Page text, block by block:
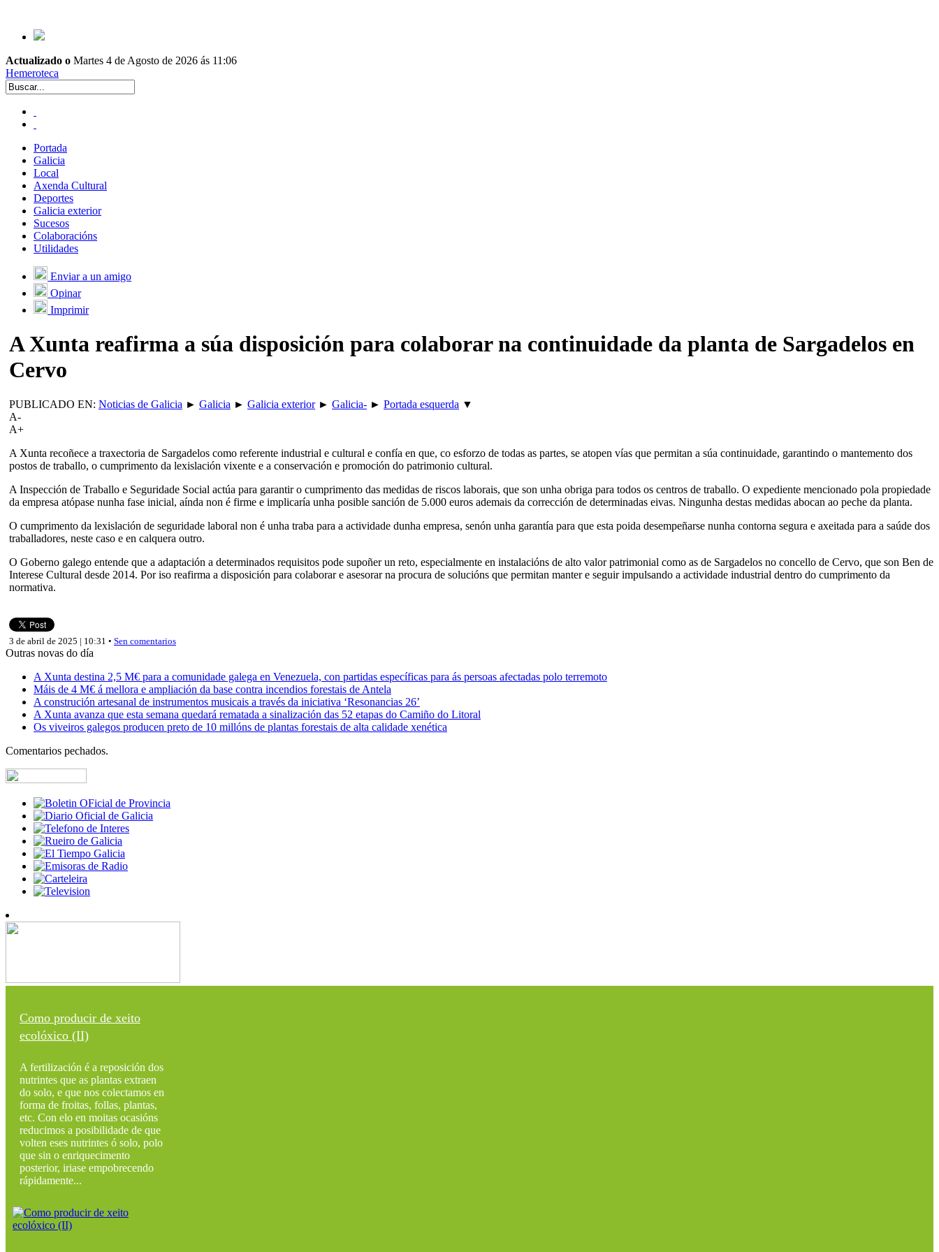
Actualizado o Martes 4 de Agosto de 2026 ás 11:06
Hemeroteca
Portada
Galicia
Local
Axenda Cultural
Deportes
Galicia exterior
Sucesos
Colaboracións
Utilidades
Enviar a un amigo
Opinar
Imprimir
A Xunta reafirma a súa disposición para colaborar na continuidade da planta de Sargadelos en
Cervo
PUBLICADO EN: Noticias de Galicia ► Galicia ► Galicia exterior► Galicia- ► Portada esquerda ▼
A-
A+
A Xunta recoñece a traxectoria de Sargadelos como referente industrial e cultural e confía en que, co esforzo de todas as partes, se atopen vías que permitan a súa continuidade, garantindo o mantemento dos
postos de traballo, o cumprimento da lexislación vixente e a conservación e promoción do patrimonio cultural.
A Inspección de Traballo e Seguridade Social actúa para garantir o cumprimento das medidas de riscos laborais, que son unha obriga para todos os centros de traballo. O expediente mencionado pola propiedade
da empresa atópase nunha fase inicial, aínda non é firme e implicaría unha posible sanción de 5.000 euros ademais da corrección de determinadas eivas. Ningunha destas medidas abocan ao peche da planta.
O cumprimento da lexislación de seguridade laboral non é unha traba para a actividade dunha empresa, senón unha garantía para que esta poida desempeñarse nunha contorna segura e axeitada para a saúde dos
traballadores, neste caso e en calquera outro.
O Goberno galego entende que a adaptación a determinados requisitos pode supoñer un reto, especialmente en instalacións de alto valor patrimonial como as de Sargadelos no concello de Cervo, que son Ben de
Interese Cultural desde 2014. Por iso reafirma a disposición para colaborar e asesorar na procura de solucións que permitan manter e seguir impulsando a actividade industrial dentro do cumprimento da
normativa.
3 de abril de 2025 | 10:31 • Sen comentarios
Outras novas do día
A Xunta destina 2,5 M€ para a comunidade galega en Venezuela, con partidas específicas para ás persoas afectadas polo terremoto
Máis de 4 M€ á mellora e ampliación da base contra incendios forestais de Antela
A construción artesanal de instrumentos musicais a través da iniciativa ‘Resonancias 26’
A Xunta avanza que esta semana quedará rematada a sinalización das 52 etapas do Camiño do Litoral
Os viveiros galegos producen preto de 10 millóns de plantas forestais de alta calidade xenética
Comentarios pechados.
Como producir de xeito
ecolóxico (II)
A fertilización é a reposición dos
nutrintes que as plantas extraen
do solo, e que nos colectamos en
forma de froitas, follas, plantas,
etc. Con elo en moitas ocasións
reducimos a posibilidade de que
volten eses nutrintes ó solo, polo
que sin o enriquecimento
posterior, iriase empobrecendo
rápidamente...